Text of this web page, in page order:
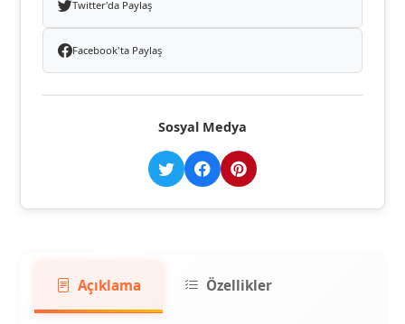
Twitter'da Paylaş
Facebook'ta Paylaş
Sosyal Medya
Açıklama Özellikler